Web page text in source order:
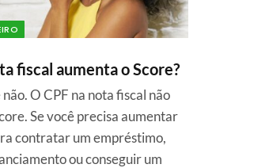
fiscal aumenta o Score?
O CPF na nota fiscal não
Se você precisa aumentar
contratar um empréstimo,
ou conseguir um